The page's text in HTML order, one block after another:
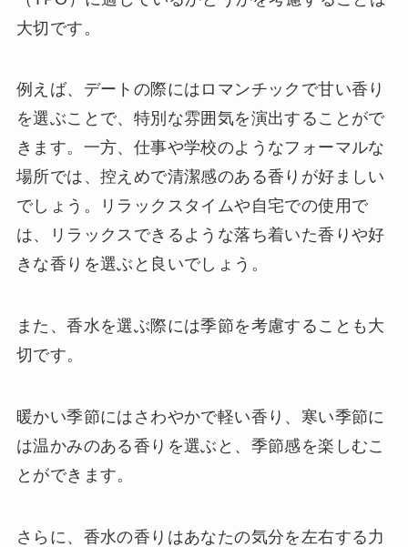
大切です。
例えば、デートの際にはロマンチックで甘い香り
を選ぶことで、特別な雰囲気を演出することがで
きます。一方、仕事や学校のようなフォーマルな
場所では、控えめで清潔感のある香りが好ましい
でしょう。リラックスタイムや自宅での使用で
は、リラックスできるような落ち着いた香りや好
きな香りを選ぶと良いでしょう。
また、香水を選ぶ際には季節を考慮することも大
切です。
暖かい季節にはさわやかで軽い香り、寒い季節に
は温かみのある香りを選ぶと、季節感を楽しむこ
とができます。
さらに、香水の香りはあなたの気分を左右する力